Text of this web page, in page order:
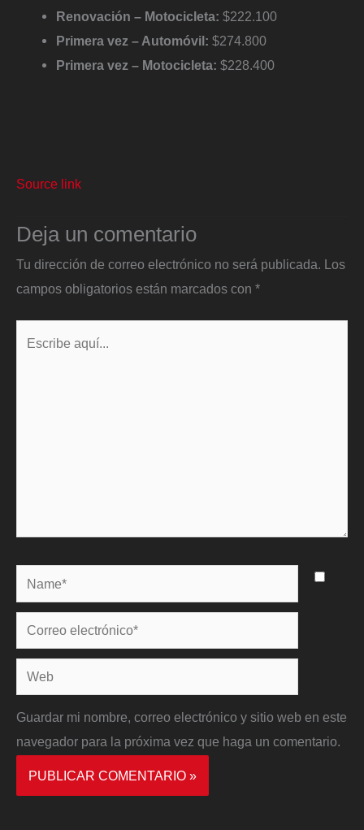
Renovación – Motocicleta: $222.100
Primera vez – Automóvil: $274.800
Primera vez – Motocicleta: $228.400
Source link
Deja un comentario
Tu dirección de correo electrónico no será publicada. Los
campos obligatorios están marcados con *
Name*
Correo
electrónico*
Web
Guardar mi nombre, correo electrónico y sitio web en este
navegador para la próxima vez que haga un comentario.